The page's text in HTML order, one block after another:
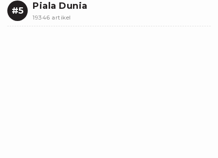
#5 Piala Dunia
19346 artikel